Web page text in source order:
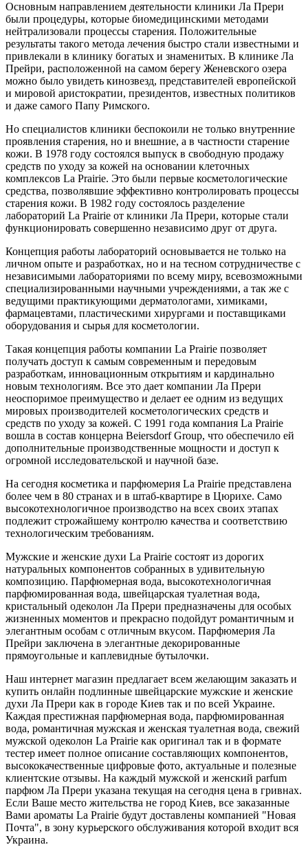
Основным направлением деятельности клиники Ла Прери
были процедуры, которые биомедицинскими методами
нейтрализовали процессы старения. Положительные
результаты такого метода лечения быстро стали известными и
привлекали в клинику богатых и знаменитых. В клинике Ла
Прейри, расположенной на самом берегу Женевского озера
можно было увидеть кинозвезд, представителей европейской
и мировой аристократии, президентов, известных политиков
и даже самого Папу Римского.
Но специалистов клиники беспокоили не только внутренние
проявления старения, но и внешние, а в частности старение
кожи. В 1978 году состоялся выпуск в свободную продажу
средств по уходу за кожей на основании клеточных
комплексов La Prairie. Это были первые косметологические
средства, позволявшие эффективно контролировать процессы
старения кожи. В 1982 году состоялось разделение
лабораторий La Prairie от клиники Ла Прери, которые стали
функционировать совершенно независимо друг от друга.
Концепция работы лабораторий основывается не только на
личном опыте и разработках, но и на тесном сотрудничестве с
независимыми лабораториями по всему миру, всевозможными
специализированными научными учреждениями, а так же с
ведущими практикующими дерматологами, химиками,
фармацевтами, пластическими хирургами и поставщиками
оборудования и сырья для косметологии.
Такая концепция работы компании La Prairie позволяет
получать доступ к самым современным и передовым
разработкам, инновационным открытиям и кардинально
новым технологиям. Все это дает компании Ла Прери
неоспоримое преимущество и делает ее одним из ведущих
мировых производителей косметологических средств и
средств по уходу за кожей. С 1991 года компания La Prairie
вошла в состав концерна Beiersdorf Group, что обеспечило ей
дополнительные производственные мощности и доступ к
огромной исследовательской и научной базе.
На сегодня косметика и парфюмерия La Prairie представлена
более чем в 80 странах и в штаб-квартире в Цюрихе. Само
высокотехнологичное производство на всех своих этапах
подлежит строжайшему контролю качества и соответствию
технологическим требованиям.
Мужские и женские духи La Prairie состоят из дорогих
натуральных компонентов собранных в удивительную
композицию. Парфюмерная вода, высокотехнологичная
парфюмированная вода, швейцарская туалетная вода,
кристальный одеколон Ла Прери предназначены для особых
жизненных моментов и прекрасно подойдут романтичным и
элегантным особам с отличным вкусом. Парфюмерия Ла
Прейри заключена в элегантные декорированные
прямоугольные и каплевидные бутылочки.
Наш интернет магазин предлагает всем желающим заказать и
купить онлайн подлинные швейцарские мужские и женские
духи Ла Прери как в городе Киев так и по всей Украине.
Каждая престижная парфюмерная вода, парфюмированная
вода, романтичная мужская и женская туалетная вода, свежий
мужской одеколон La Prairie как оригинал так и в формате
тестер имеет полное описание составляющих компонентов,
высококачественные цифровые фото, актуальные и полезные
клиентские отзывы. На каждый мужской и женский parfum
парфюм Ла Прери указана текущая на сегодня цена в гривнах.
Если Ваше место жительства не город Киев, все заказанные
Вами ароматы La Prairie будут доставлены компанией "Новая
Почта", в зону курьерского обслуживания которой входит вся
Украина.